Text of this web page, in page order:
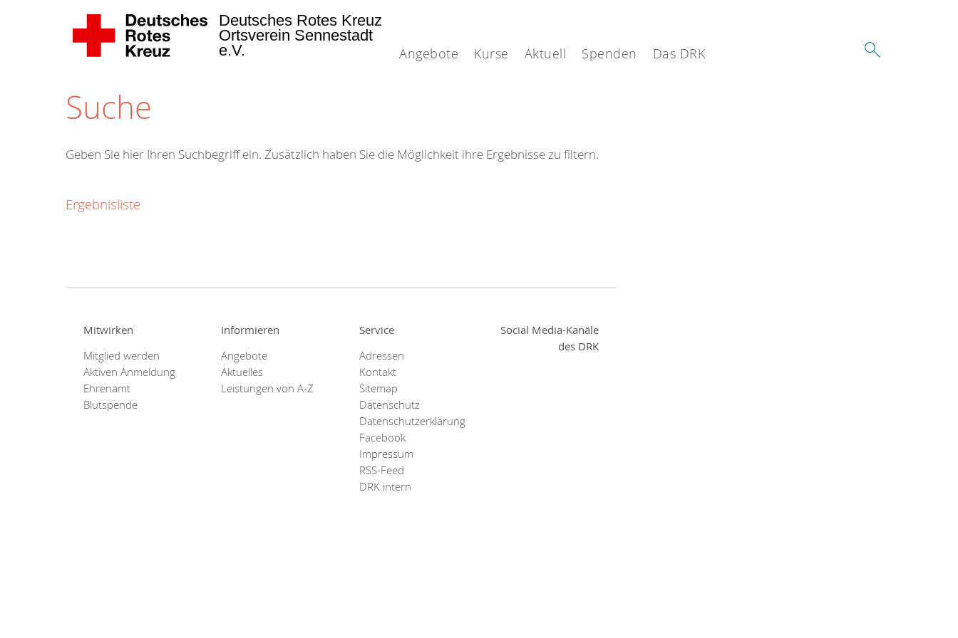
Angebote Kurse Aktuell Spenden Das DRK
Deutsches Rotes Kreuz
Ortsverein Sennestadt
e.V.
Suche
gerne.
rund um die Uhr
Geben Sie hier Ihren Suchbegriff ein. Zusätzlich haben Sie die Möglichkeit ihre Ergebnisse zu filtern.
Ergebnisliste
Mitwirken
Mitglied werden
Aktiven Anmeldung
Ehrenamt
Blutspende
Informieren
Angebote
Aktuelles
Leistungen von A-Z
Service
Adressen
Kontakt
Sitemap
Datenschutz
Datenschutzerklärung
Facebook
Impressum
RSS-Feed
DRK intern
Social Media-Kanäle
des DRK